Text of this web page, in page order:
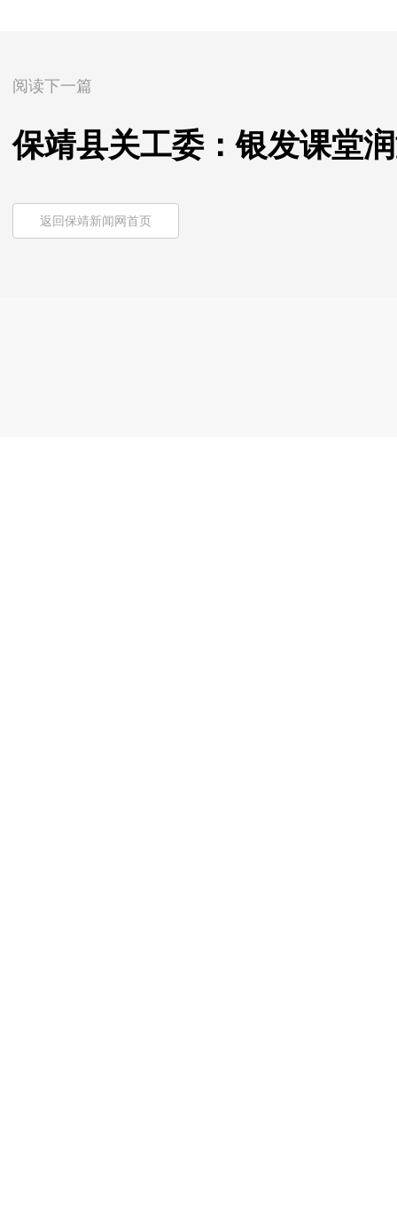
阅读下一篇
保靖县关工委：银发课堂
返回保靖新闻网首页